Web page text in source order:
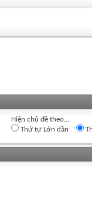
Hiện chủ đề theo...
Thứ tự Lớn dần